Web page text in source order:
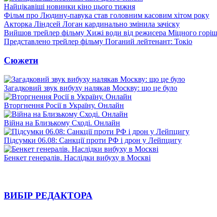
Найцікавіші новинки кіно цього тижня
Фільм про Людину-павука став головним касовим хітом року
Акторка Ліндсей Логан кардинально змінила зачіску
Вийшов трейлер фільму Хижі води від режисера Міцного
Представлено трейлер фільму Поганий лейтенант: Токіо
Сюжети
Загадковий звук вибуху налякав Москву: що це було
Вторгнення Росії в Україну. Онлайн
Війна на Близькому Сході. Онлайн
Підсумки 06.08: Санкції проти РФ і дрон у Лейпцигу
Бенкет генералів. Наслідки вибуху в Москві
ВИБІР РЕДАКТОРА